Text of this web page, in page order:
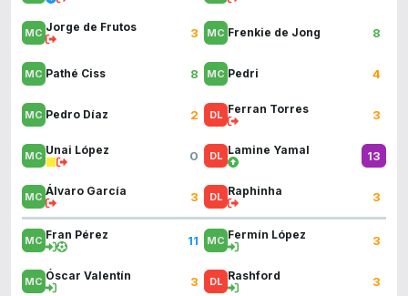
Jorge de Frutos 3
Pathé Ciss 8
Pedro Díaz 2
Unai López 0
Álvaro García 3
Fran Pérez 11
Óscar Valentín 3
Frenkie de Jong 8
Pedri 4
Ferran Torres 3
Lamine Yamal 13
Raphinha 3
Fermín López 3
Rashford 3